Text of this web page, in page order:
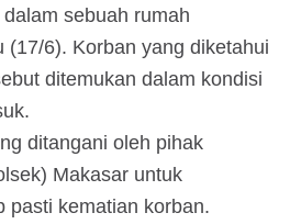
sebuah rumah
(17/6). Korban yang diketahui
ditemukan dalam kondisi
ditangani oleh pihak
Makasar untuk
pasti kematian korban.